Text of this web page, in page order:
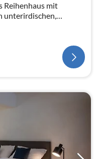
Reihenhaus mit
unterirdischen,